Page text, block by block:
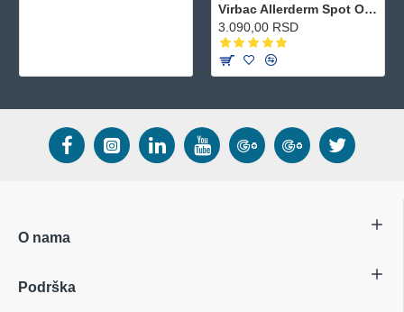
Virbac Allerderm Spot On za male rase pasa i mačke 6x2ml
3.090,00 RSD
O nama
Podrška